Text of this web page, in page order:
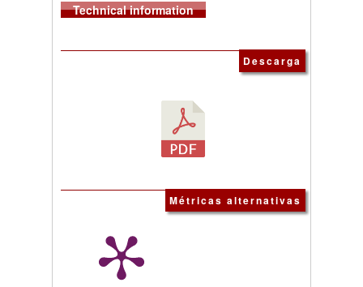
Technical information
Descarga
Métricas alternativas